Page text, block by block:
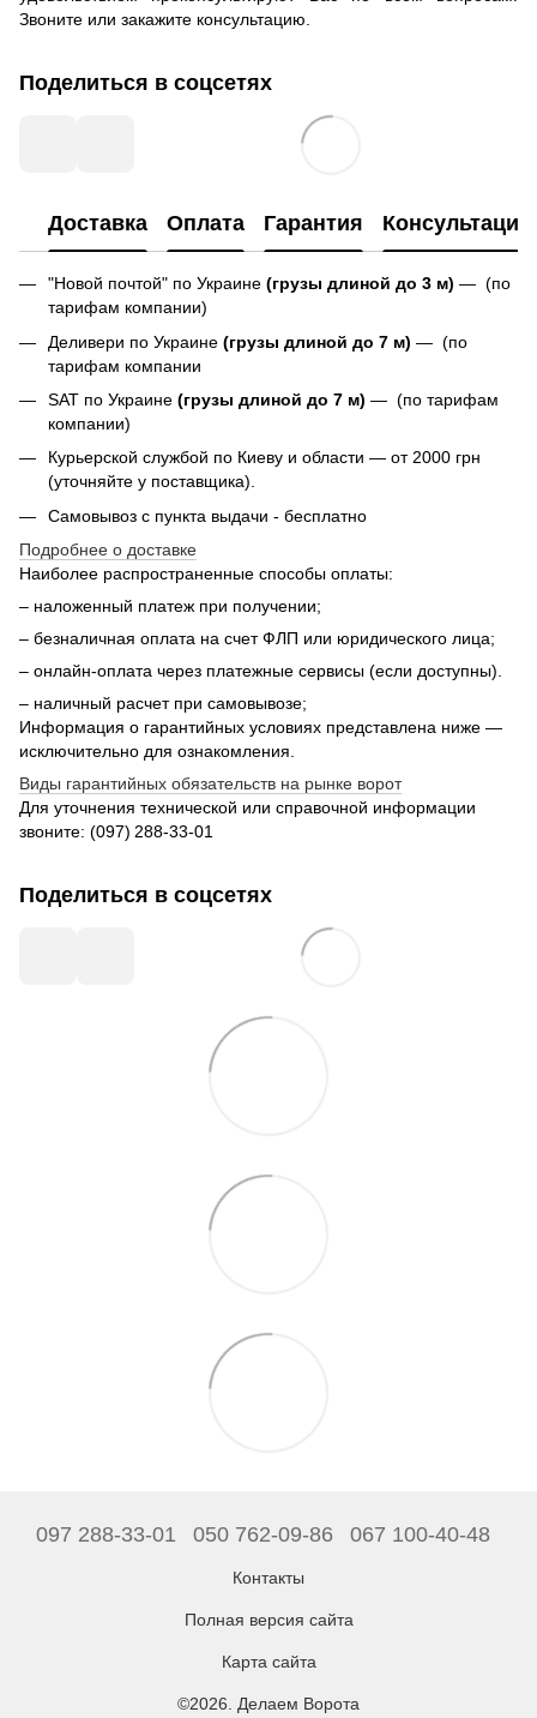
Звоните или закажите консультацию.
Поделиться в соцсетях
Доставка Оплата Гарантия Консультация
"Новой почтой" по Украине (грузы длиной до 3 м) — (по
тарифам компании)
Деливери по Украине (грузы длиной до 7 м) — (по
тарифам компании
SAT по Украине (грузы длиной до 7 м) — (по тарифам
компании)
Курьерской службой по Киеву и области — от 2000 грн
(уточняйте у поставщика).
Самовывоз с пункта выдачи - бесплатно
Подробнее о доставке
Наиболее распространенные способы оплаты:
– наложенный платеж при получении;
– безналичная оплата на счет ФЛП или юридического лица;
– онлайн-оплата через платежные сервисы (если доступны).
– наличный расчет при самовывозе;
Информация о гарантийных условиях представлена ниже —
исключительно для ознакомления.
Виды гарантийных обязательств на рынке ворот
Для уточнения технической или справочной информации
звоните: (097) 288‑33‑01
Поделиться в соцсетях
097 288-33-01 050 762-09-86 067 100-40-48
Контакты
Полная версия сайта
Карта сайта
©2026. Делаем Ворота